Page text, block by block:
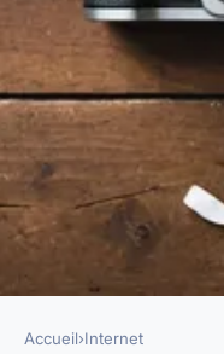
Accueil›Internet